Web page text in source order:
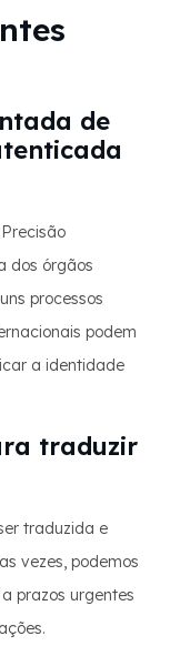
de
dos órgãos
processos
podem
a identidade
traduzir
traduzida e
vezes, podemos
prazos urgentes